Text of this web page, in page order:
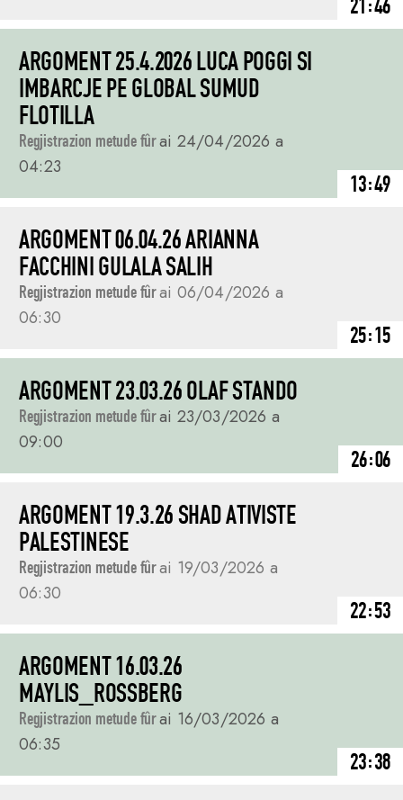
ARGOMENT 25.4.2026 LUCA POGGI SI
IMBARCJE PE GLOBAL SUMUD
FLOTILLA
Regjistrazion metude fûrai 24/04/2026 a
04:23
13:49
ARGOMENT 06.04.26 ARIANNA
FACCHINI GULALA SALIH
Regjistrazion metude fûrai 06/04/2026 a
06:30
25:15
ARGOMENT 23.03.26 OLAF STANDO
Regjistrazion metude fûrai 23/03/2026 a
09:00
26:06
ARGOMENT 19.3.26 SHAD ATIVISTE
PALESTINESE
Regjistrazion metude fûrai 19/03/2026 a
06:30
22:53
ARGOMENT 16.03.26
MAYLIS_ROSSBERG
Regjistrazion metude fûrai 16/03/2026 a
06:35
23:38